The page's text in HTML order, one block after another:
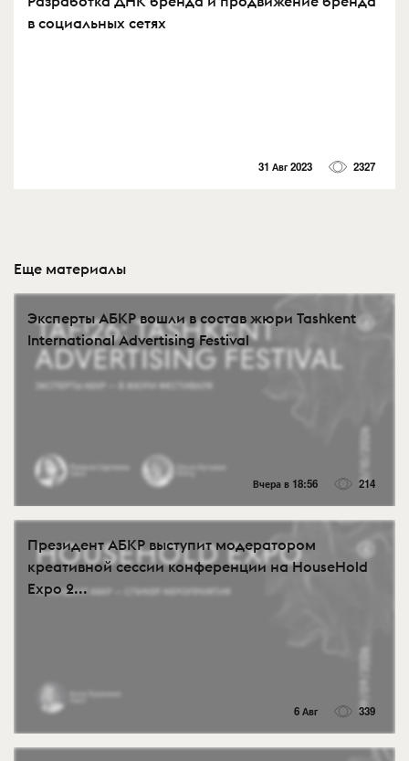
в социальных сетях
31 Авг 2023 2327
Еще материалы
Эксперты АБКР вошли в состав жюри Tashkent
International Advertising Festival
Вчера в 18:56 214
Президент АБКР выступит модератором
креативной сессии конференции на HouseHold
Expo 2...
6 Авг 339